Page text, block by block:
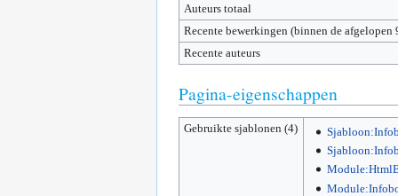
Auteurs totaal
Recente bewerkingen (binnen de afgelopen
Recente auteurs
Pagina-eigenschappen
Gebruikte sjablonen (4)